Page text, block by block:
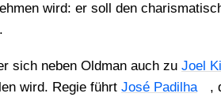
wird: er soll den
sich neben Old­man auch zu Joel
wird. Regie führt José Padil­ha
,